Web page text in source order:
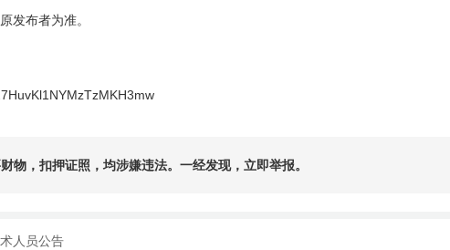
发布者为准。
物，扣押证照，均涉嫌违法。一经发现，立即举报。
人员公告